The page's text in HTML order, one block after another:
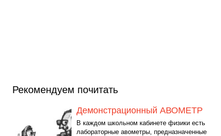
Рекомендуем почитать
Демонстрационный АВОМЕТР
В каждом школьном кабинете физики есть
лабораторные авометры, предназначенные